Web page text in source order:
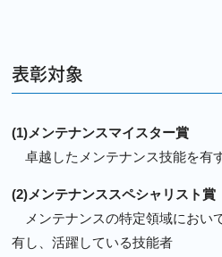
表彰対象
(1)メンテナンスマイスター賞
卓越したメンテナンス技能を有
(2)メンテナンススペシャリスト賞
メンテナンスの特定領域におい
有し、活躍している技能者